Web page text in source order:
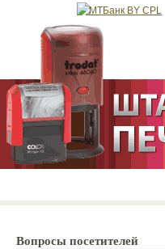
Вопросы посетителей